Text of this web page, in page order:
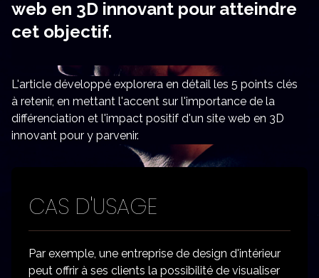
web en 3D innovant pour atteindre
cet objectif.
L'article développé explorera en détail les 5 points clés
à retenir, en mettant l'accent sur l'importance de la
différenciation et l'impact positif d'un site web en 3D
innovant pour y parvenir.
CAS D'USAGE
Par exemple, une entreprise de design d'intérieur
peut offrir à ses clients la possibilité de visualiser